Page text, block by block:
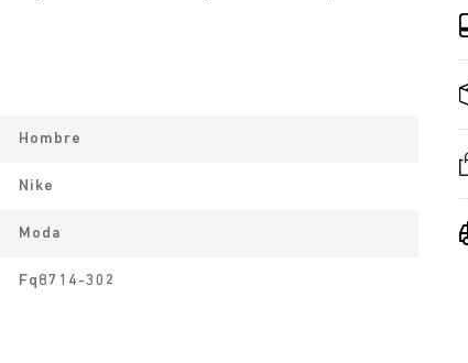
Hombre
Nike
Moda
Fq8714-302